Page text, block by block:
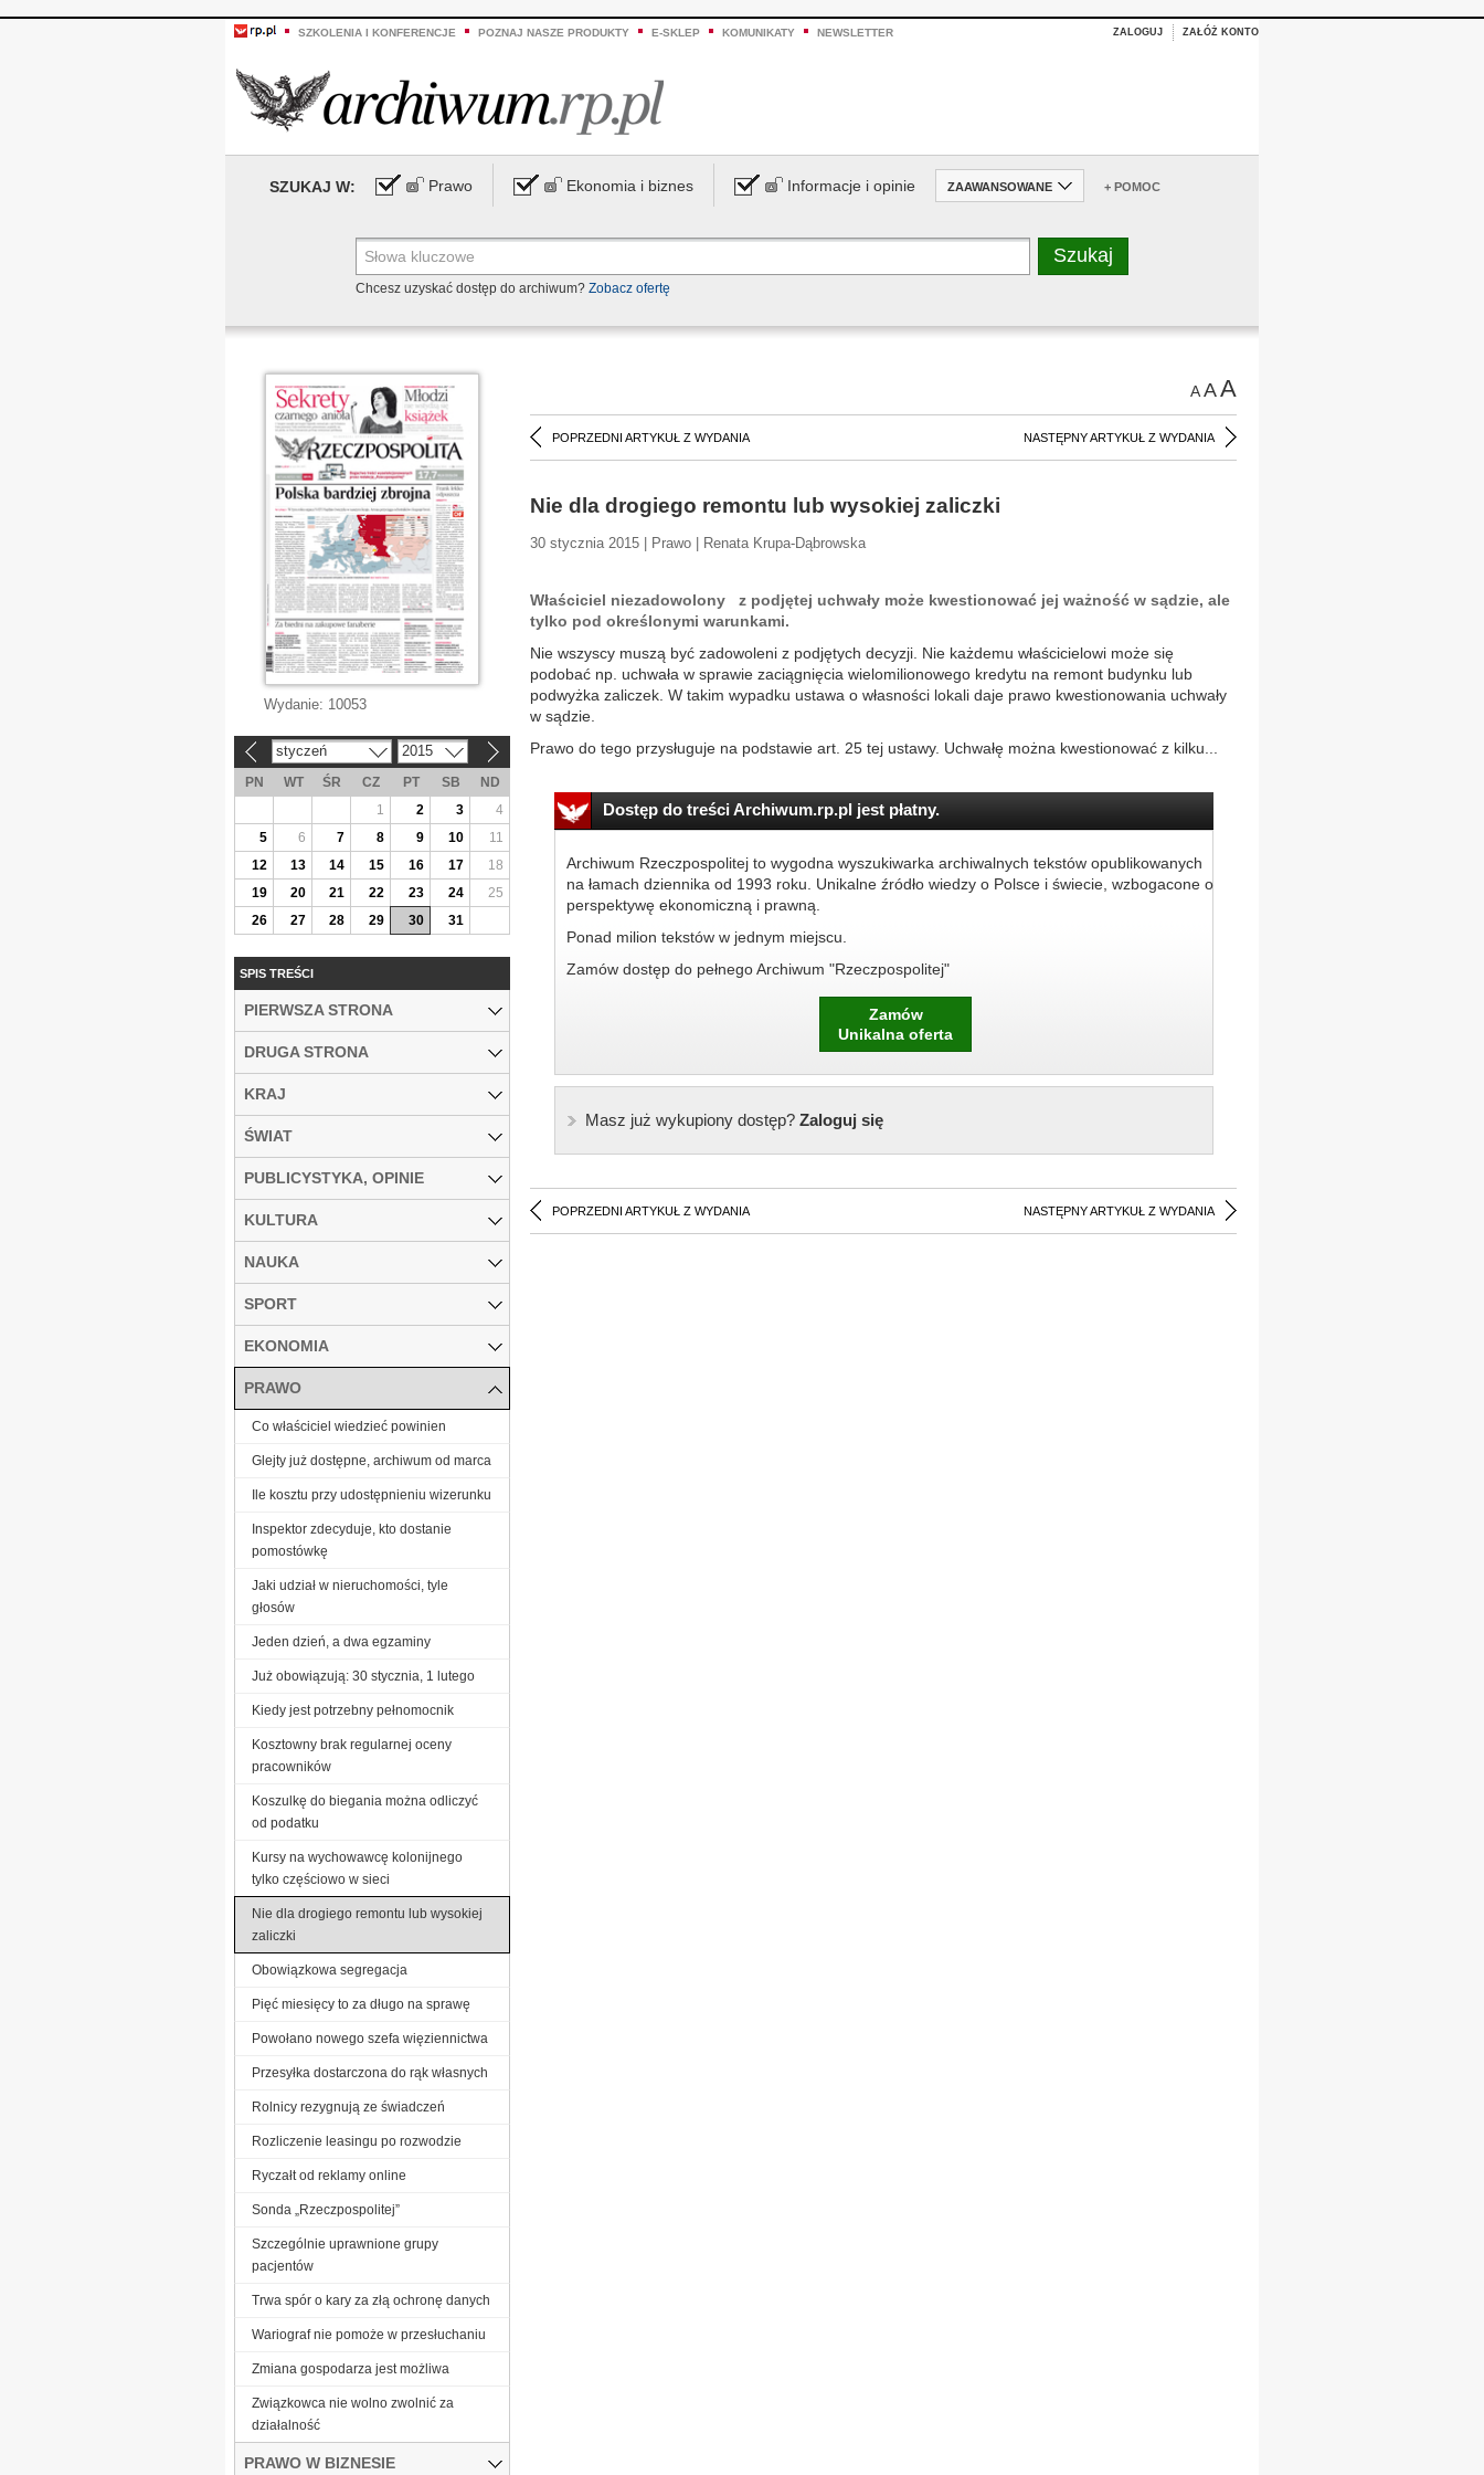
SZKOLENIA I KONFERENCJE POZNAJ NASZE PRODUKTY E-SKLEP KOMUNIKATY NEWSLETTER ZALOGUJ ZAŁÓŻ KONTO
SZUKAJ W: Prawo Ekonomia i biznes Informacje i opinie ZAAWANSOWANE + POMOC
Chcesz uzyskać dostęp do archiwum? Zobacz ofertę
AAA
POPRZEDNI ARTYKUŁ Z WYDANIA NASTĘPNY ARTYKUŁ Z WYDANIA
Nie dla drogiego remontu lub wysokiej zaliczki
30 stycznia 2015 | Prawo | Renata Krupa-Dąbrowska
Właściciel niezadowolony z podjętej uchwały może kwestionować jej ważność w sądzie, ale
tylko pod określonymi warunkami.
Nie wszyscy muszą być zadowoleni z podjętych decyzji. Nie każdemu właścicielowi może się
podobać np. uchwała w sprawie zaciągnięcia wielomilionowego kredytu na remont budynku lub
podwyżka zaliczek. W takim wypadku ustawa o własności lokali daje prawo kwestionowania uchwały
w sądzie.
Prawo do tego przysługuje na podstawie art. 25 tej ustawy. Uchwałę można kwestionować z kilku...
Dostęp do treści Archiwum.rp.pl jest płatny.
Archiwum Rzeczpospolitej to wygodna wyszukiwarka archiwalnych tekstów opublikowanych
na łamach dziennika od 1993 roku. Unikalne źródło wiedzy o Polsce i świecie, wzbogacone o
perspektywę ekonomiczną i prawną.
Ponad milion tekstów w jednym miejscu.
Zamów dostęp do pełnego Archiwum "Rzeczpospolitej"
Zamów
Unikalna oferta
Masz już wykupiony dostęp?Zaloguj się
POPRZEDNI ARTYKUŁ Z WYDANIA NASTĘPNY ARTYKUŁ Z WYDANIA
Wydanie: 10053
styczeń 2015
PN WT ŚR CZ PT SB
ND
1
2 3
4
5
6 7 8 9 10
11
12
13 14 15 16 17
18
19
20 21 22 23 24
25
26
27 28 29 30 31
SPIS TREŚCI
PIERWSZA STRONA
DRUGA STRONA
KRAJ
ŚWIAT
PUBLICYSTYKA, OPINIE
KULTURA
NAUKA
SPORT
EKONOMIA
PRAWO
Co właściciel wiedzieć powinien
Glejty już dostępne, archiwum od marca
Ile kosztu przy udostępnieniu wizerunku
Inspektor zdecyduje, kto dostanie
pomostówkę
Jaki udział w nieruchomości, tyle
głosów
Jeden dzień, a dwa egzaminy
Już obowiązują: 30 stycznia, 1 lutego
Kiedy jest potrzebny pełnomocnik
Kosztowny brak regularnej oceny
pracowników
Koszulkę do biegania można odliczyć
od podatku
Kursy na wychowawcę kolonijnego
tylko częściowo w sieci
Nie dla drogiego remontu lub wysokiej
zaliczki
Obowiązkowa segregacja
Pięć miesięcy to za długo na sprawę
Powołano nowego szefa więziennictwa
Przesyłka dostarczona do rąk własnych
Rolnicy rezygnują ze świadczeń
Rozliczenie leasingu po rozwodzie
Ryczałt od reklamy online
Sonda „Rzeczpospolitej”
Szczególnie uprawnione grupy
pacjentów
Trwa spór o kary za złą ochronę danych
Wariograf nie pomoże w przesłuchaniu
Zmiana gospodarza jest możliwa
Związkowca nie wolno zwolnić za
działalność
PRAWO W BIZNESIE